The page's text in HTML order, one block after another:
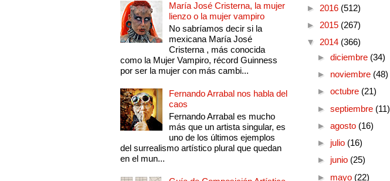
María José Cristerna, la mujer
lienzo o la mujer vampiro
No sabríamos decir si la
mexicana María José
Cristerna , más conocida
como la Mujer Vampiro, récord Guinness
por ser la mujer con más cambi...
Fernando Arrabal nos habla del
caos
Fernando Arrabal es mucho
más que un artista singular, es
uno de los últimos ejemplos
del surrealismo artístico plural que quedan
en el mun...
► 2016 (512)
► 2015 (267)
▼ 2014 (366)
► diciembre (34)
► noviembre (48)
► octubre (21)
► septiembre (11)
► agosto (16)
► julio (16)
► junio (25)
► mayo (22)